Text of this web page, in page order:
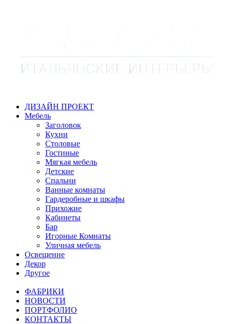
ДИЗАЙН ПРОЕКТ
Мебель
Заголовок
Кухни
Столовые
Гостиные
Мягкая мебель
Детские
Спальни
Ванные комнаты
Гардеробные и шкафы
Прихожие
Кабинеты
Бар
Игорные Комнаты
Уличная мебель
Освещение
Декор
Другое
ФАБРИКИ
НОВОСТИ
ПОРТФОЛИО
КОНТАКТЫ